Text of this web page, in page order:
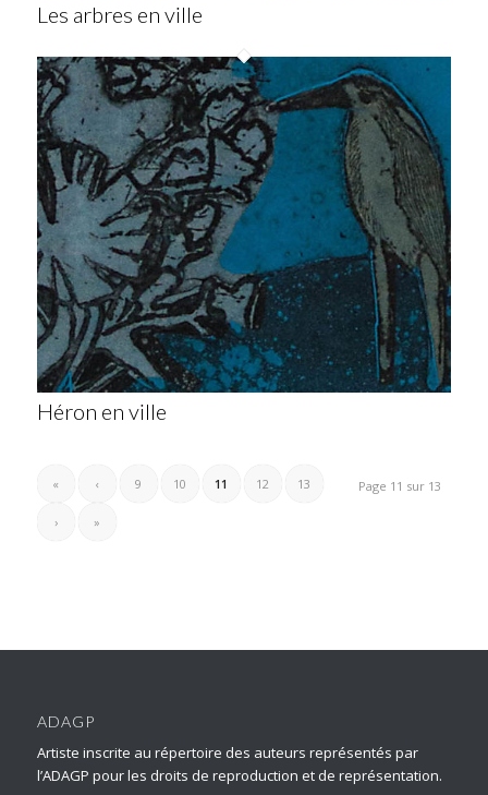
Les arbres en ville
Héron en ville
Page 11 sur 13
« ‹ 9 10 11 12 13
› »
ADAGP
Artiste inscrite au répertoire des auteurs représentés par
l’ADAGP pour les droits de reproduction et de représentation.